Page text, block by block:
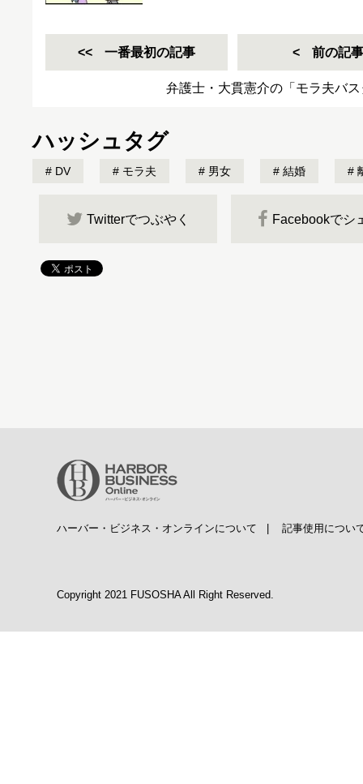
一番最初の記事 前の記事
弁護士・大貫憲介の「モラ夫バ
ハッシュタグ
DV モラ夫 男女 結婚
Twitterでつぶやく Facebookでシ
ハーバー・ビジネス・オンラインについて 記事使用につい
Copyright 2021 FUSOSHA All Right Reserved.